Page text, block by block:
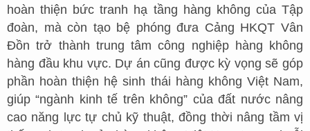
hoàn thiện bức tranh hạ tầng hàng không của Tập
đoàn, mà còn tạo bệ phóng đưa Cảng HKQT Vân
Đồn trở thành trung tâm công nghiệp hàng không
hàng đầu khu vực. Dự án cũng được kỳ vọng sẽ góp
phần hoàn thiện hệ sinh thái hàng không Việt Nam,
giúp “ngành kinh tế trên không” của đất nước nâng
cao năng lực tự chủ kỹ thuật, đồng thời nâng tầm vị